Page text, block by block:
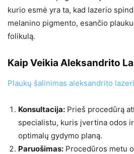
kurio esmė yra ta, kad lazerio
melanino pigmento, esančio
folikulą.
Kaip Veikia Aleksandrito
Plaukų šalinimas aleksandrito
Konsultacija: Prieš procedūrą
specialistu, kuris įvertina odos
optimalų gydymo planą.
Paruošimas: Procedūros metu